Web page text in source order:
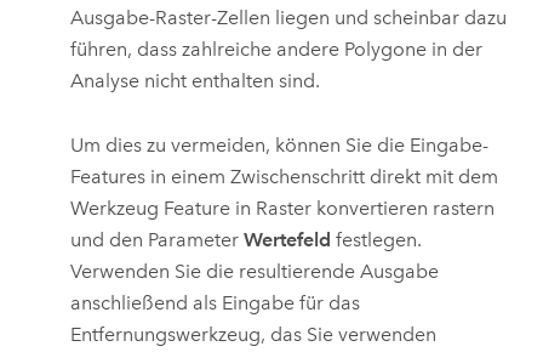
Ausgabe-Raster-Zellen liegen und scheinbar dazu
führen, dass zahlreiche andere Polygone in der
Analyse nicht enthalten sind.
Um dies zu vermeiden, können Sie die Eingabe-
Features in einem Zwischenschritt direkt mit dem
Werkzeug Feature in Raster konvertieren rastern
und den ParameterWertefeld festlegen.
Verwenden Sie die resultierende Ausgabe
anschließend als Eingabe für das
Entfernungswerkzeug, das Sie verwenden